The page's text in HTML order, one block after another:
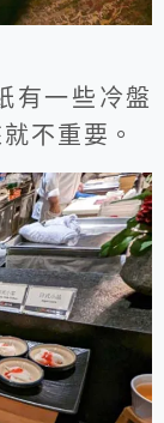
有一些冷盤
不重要。